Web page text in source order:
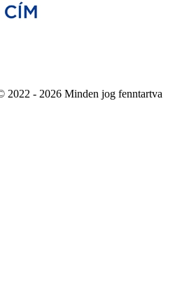
2022 - 2026 Minden jog fenntartva